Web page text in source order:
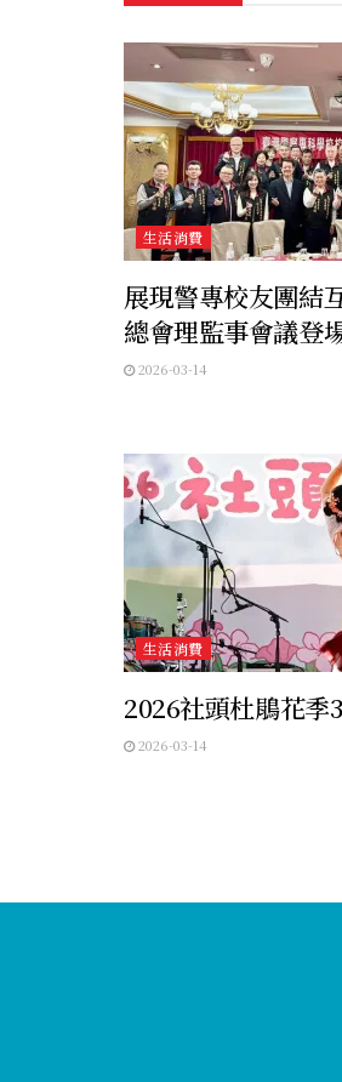
生活消費
展現警專校友團結
總會理監事會議登
2026-03-14
生活消費
2026社頭杜鵑花季
2026-03-14